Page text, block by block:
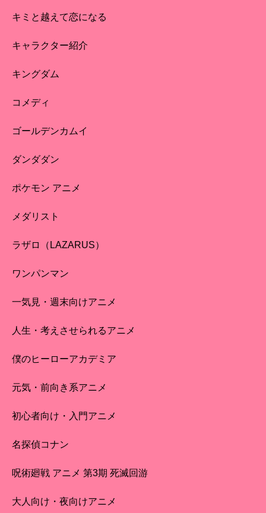
キミと越えて恋になる
キャラクター紹介
キングダム
コメディ
ゴールデンカムイ
ダンダダン
ポケモン アニメ
メダリスト
ラザロ（LAZARUS）
ワンパンマン
一気見・週末向けアニメ
人生・考えさせられるアニメ
僕のヒーローアカデミア
元気・前向き系アニメ
初心者向け・入門アニメ
名探偵コナン
呪術廻戦 アニメ 第3期 死滅回游
大人向け・夜向けアニメ